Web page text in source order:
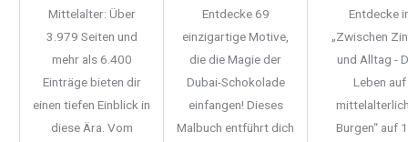
Mittelalter: Über
3.979 Seiten und
mehr als 6.400
Einträge bieten dir
einen tiefen Einblick in
diese Ära. Vom
Entdecke 69
einzigartige Motive,
die die Magie der
Dubai-Schokolade
einfangen! Dieses
Malbuch entführt dich
Entdecke
„Zwischen
und Alltag -
Leben auf
Burgen“ auf